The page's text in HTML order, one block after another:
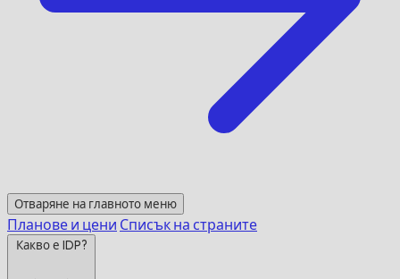
Отваряне на главното меню
Планове и цени Списък на страните
Какво е IDP?